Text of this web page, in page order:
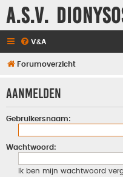
A.S.V.
V&A
Forumoverzicht
Aanmelden
Gebruikersnaam:
Wachtwoord:
Ik ben mijn wachtwoord